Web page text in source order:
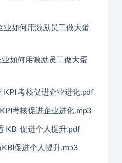
业如何用激励员工做大蛋
如何用激励员工做大蛋
KPI 考核促进企业进化.pdf
考核促进企业进化.mp3
KBI 促进个人提升.pdf
促进个人提升.mp3